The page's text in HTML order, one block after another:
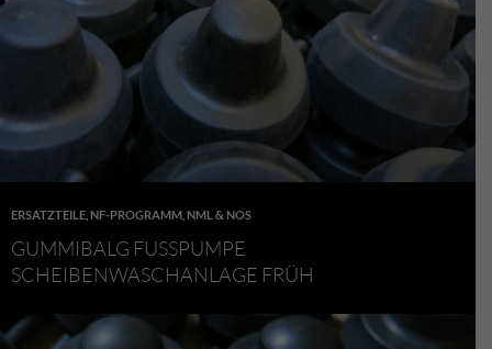
ERSATZTEILE NF-PROGRAMM NML & NOS
GUMMIBALG FUSSPUMPE S
CHEIBENWASCHANLAGE FRÜH